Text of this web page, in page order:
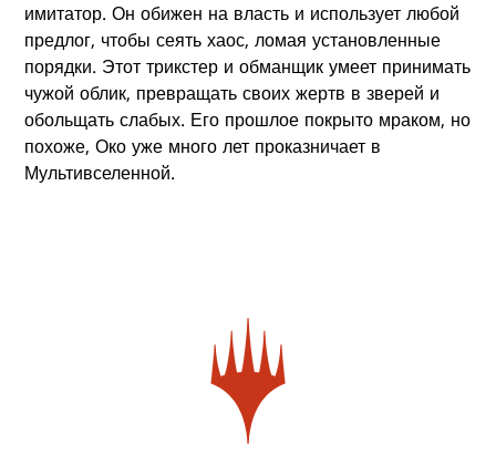
имитатор. Он обижен на власть и использует любой
предлог, чтобы сеять хаос, ломая установленные
порядки. Этот трикстер и обманщик умеет принимать
чужой облик, превращать своих жертв в зверей и
обольщать слабых. Его прошлое покрыто мраком, но
похоже, Око уже много лет проказничает в
Мультивселенной.